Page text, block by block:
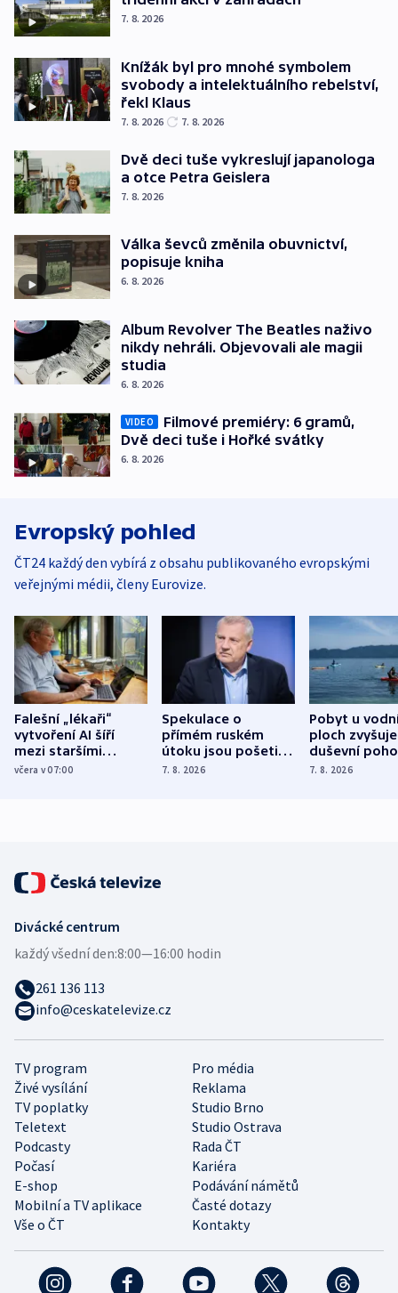
7. 8. 2026
Knížák byl pro mnohé symbolem
svobody a intelektuálního rebelství,
řekl Klaus
7. 8. 2026 7. 8. 2026
Dvě deci tuše vykreslují japanologa
a otce Petra Geislera
7. 8. 2026
Válka ševců změnila obuvnictví,
popisuje kniha
6. 8. 2026
Album Revolver The Beatles naživo
nikdy nehráli. Objevovali ale magii
studia
6. 8. 2026
VIDEO
Filmové premiéry: 6 gramů,
Dvě deci tuše i Hořké svátky
6. 8. 2026
Evropský pohled
ČT24 každý den vybírá z obsahu publikovaného evropskými
veřejnými médii, členy Eurovize.
Falešní „lékaři“
vytvoření AI šíří
mezi staršími
Poláky nebezpečné
včera v 07:00
Spekulace o
přímém ruském
útoku jsou pošetilé,
míní estonský
7. 8. 2026
Pobyt u
ploch zvyšuje
duševní
ukázala
7. 8. 2026
TV program
Pro média
Živé vysílání
Reklama
TV poplatky
Studio Brno
Teletext
Studio Ostrava
Podcasty
Rada ČT
Počasí
Kariéra
E-shop
Podávání námětů
Mobilní a TV aplikace
Časté dotazy
Vše o ČT
Kontakty
Divácké centrum
každý všední den:8:00—16:00 hodin
261 136 113
info@ceskatelevize.cz